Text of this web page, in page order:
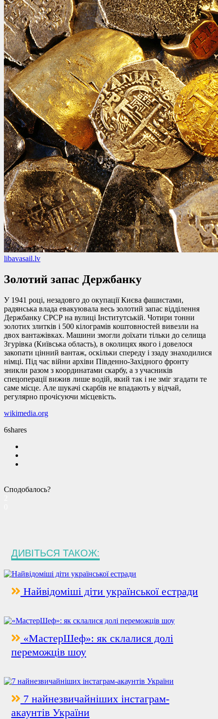
libavasail.lv
Золотий запас Держбанку
У 1941 році, незадовго до окупації Києва фашистами,
радянська влада евакуювала весь золотий запас відділення
Держбанку СРСР на вулиці Інститутській. Чотири тонни
золотих злитків і 500 кілограмів коштовностей вивезли на
двох вантажівках. Машини змогли доїхати тільки до селища
Згурівка (Київська область), в околицях якого і довелося
закопати цінний вантаж, оскільки спереду і ззаду знаходилися
німці. Під час війни архіви Південно-Західного фронту
зникли разом з координатами скарбу, а з учасників
спецоперації вижив лише водій, який так і не зміг згадати те
саме місце. Але шукачі скарбів не впадають у відчай,
регулярно прочісуючи місцевість.
wikimedia.org
6shares
Сподобалось?
ДИВІТЬСЯ ТАКОЖ:
Найвідоміші діти української естради
«МастерШеф»: як склалися долі
переможців шоу
7 найнезвичайніших інстаграм-
акаунтів України